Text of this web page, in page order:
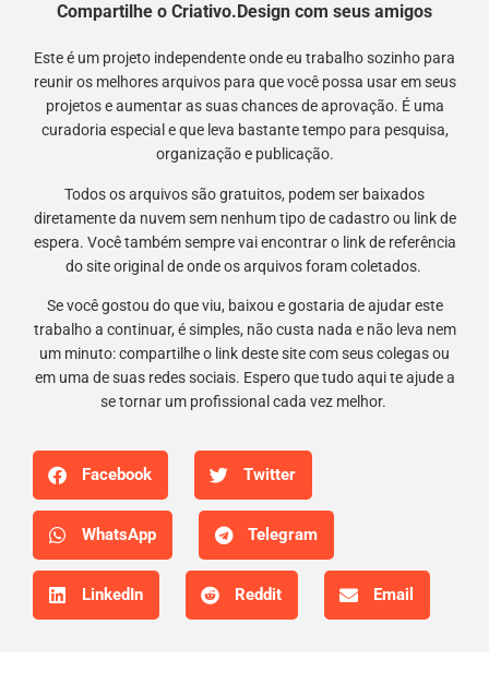
Compartilhe o Criativo.Design com seus amigos
Este é um projeto independente onde eu trabalho sozinho para
reunir os melhores arquivos para que você possa usar em seus
projetos e aumentar as suas chances de aprovação. É uma
curadoria especial e que leva bastante tempo para pesquisa,
organização e publicação.
Todos os arquivos são gratuitos, podem ser baixados
diretamente da nuvem sem nenhum tipo de cadastro ou link de
espera. Você também sempre vai encontrar o link de referência
do site original de onde os arquivos foram coletados.
Se você gostou do que viu, baixou e gostaria de ajudar este
trabalho a continuar, é simples, não custa nada e não leva nem
um minuto: compartilhe o link deste site com seus colegas ou
em uma de suas redes sociais. Espero que tudo aqui te ajude a
se tornar um profissional cada vez melhor.
Facebook Twitter
WhatsApp Telegram
LinkedIn Reddit Email